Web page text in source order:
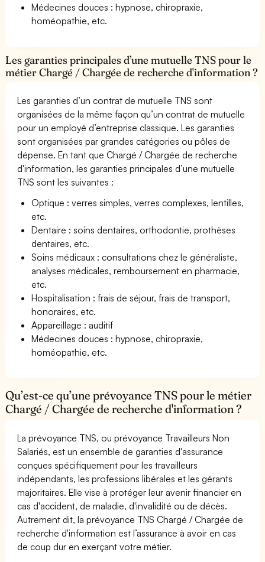
Médecines douces : hypnose, chiropraxie,
homéopathie, etc.
Les garanties principales d’une mutuelle TNS pour le
métier Chargé / Chargée de recherche d'information ?
Les garanties d’un contrat de mutuelle TNS sont
organisées de la même façon qu’un contrat de mutuelle
pour un employé d’entreprise classique. Les garanties
sont organisées par grandes catégories ou pôles de
dépense. En tant que Chargé / Chargée de recherche
d'information, les garanties principales d’une mutuelle
TNS sont les suivantes :
Optique : verres simples, verres complexes, lentilles,
etc.
Dentaire : soins dentaires, orthodontie, prothèses
dentaires, etc.
Soins médicaux : consultations chez le généraliste,
analyses médicales, remboursement en pharmacie,
etc.
Hospitalisation : frais de séjour, frais de transport,
honoraires, etc.
Appareillage : auditif
Médecines douces : hypnose, chiropraxie,
homéopathie, etc.
Qu’est-ce qu’une prévoyance TNS pour le métier
Chargé / Chargée de recherche d'information ?
La prévoyance TNS, ou prévoyance Travailleurs Non
Salariés, est un ensemble de garanties d'assurance
conçues spécifiquement pour les travailleurs
indépendants, les professions libérales et les gérants
majoritaires. Elle vise à protéger leur avenir financier en
cas d'accident, de maladie, d'invalidité ou de décès.
Autrement dit, la prévoyance TNS Chargé / Chargée de
recherche d'information est l’assurance à avoir en cas
de coup dur en exerçant votre métier.